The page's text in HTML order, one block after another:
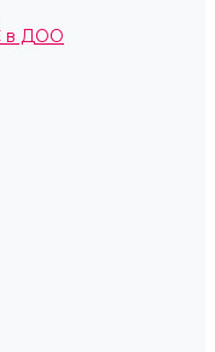
в ДОО